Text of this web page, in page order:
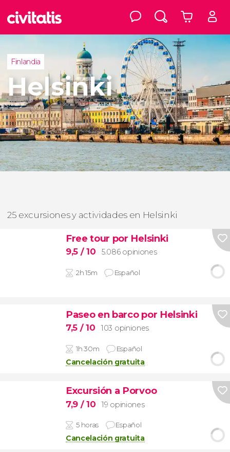
Finlandia
Helsinki
25 excursiones y actividades en Helsinki
Free tour por Helsinki
9,5 / 10 5.086 opiniones
2h 15m Español
Paseo en barco por Helsinki
7,5 / 10 103 opiniones
1h 30m Español
Cancelación gratuita
Excursión a Porvoo
7,9 / 10 19 opiniones
5 horas Español
Cancelación gratuita